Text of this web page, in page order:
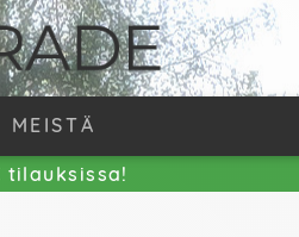
MEISTÄ
tilauksissa!